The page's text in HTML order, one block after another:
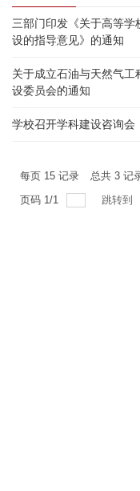
三部门印发《关于高等学
设的指导意见》的通知
关于成立石油与天然气工
设委员会的通知
学校召开学科建设咨询会
每页 15 记录 总共 3 记
页码 1/1 跳转到